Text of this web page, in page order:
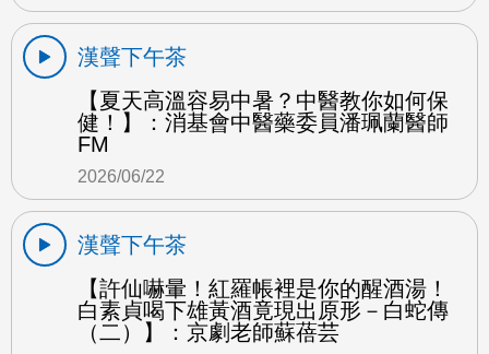
漢聲下午茶
【夏天高溫容易中暑？中醫教你如何保
健！】：消基會中醫藥委員潘珮蘭醫師
FM
2026/06/22
漢聲下午茶
【許仙嚇暈！紅羅帳裡是你的醒酒湯！
白素貞喝下雄黃酒竟現出原形－白蛇傳
（二）】：京劇老師蘇蓓芸